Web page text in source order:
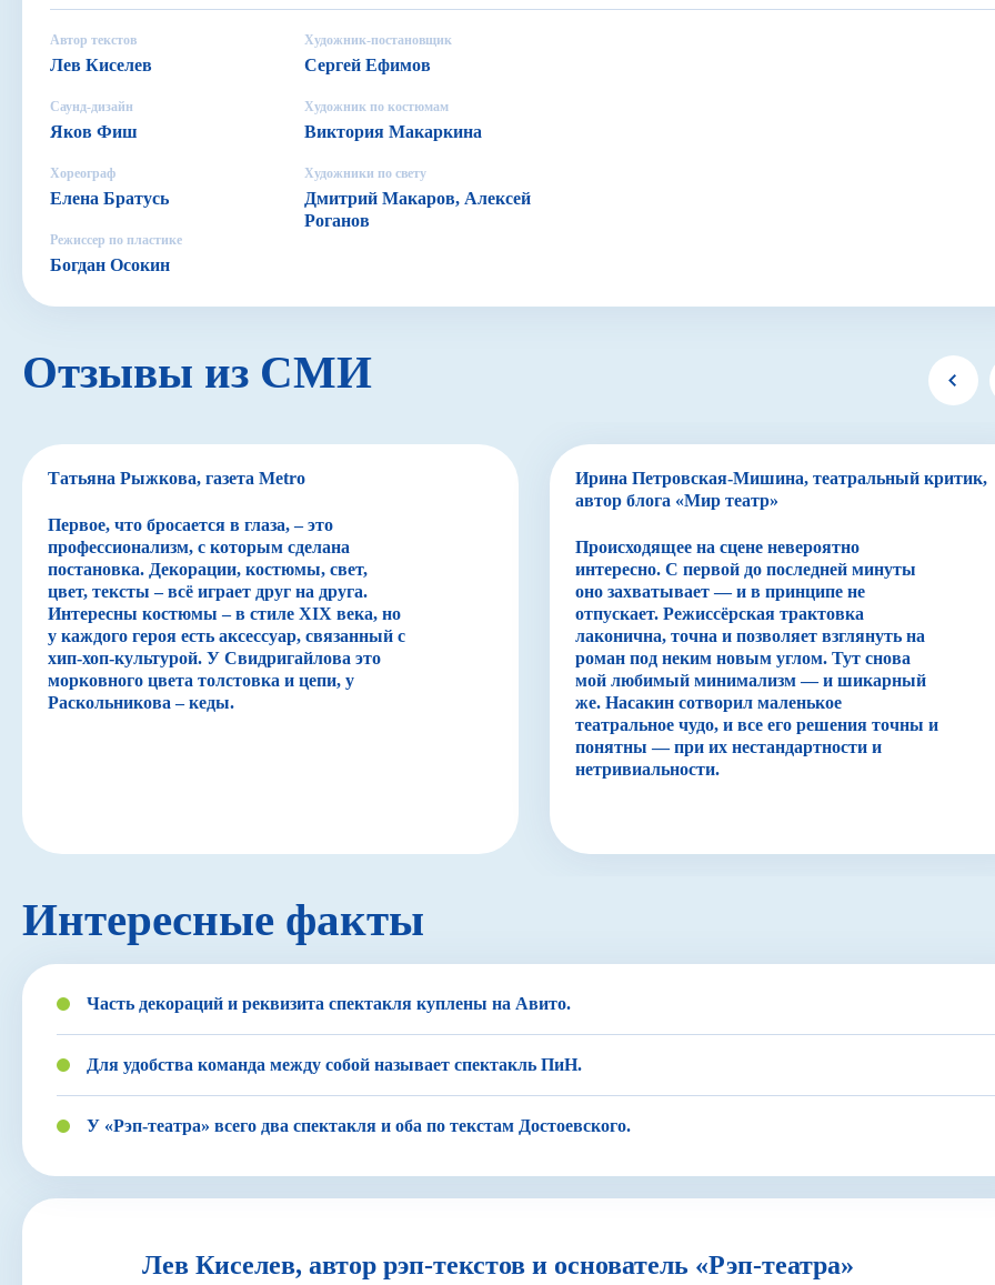
Автор текстов
Лев Киселев
Саунд-дизайн
Яков Фиш
Хореограф
Елена Братусь
Режиссер по пластике
Богдан Осокин
Художник-постановщик
Сергей Ефимов
Художник по костюмам
Виктория Макаркина
Художники по свету
Дмитрий Макаров, Алексей
Роганов
Отзывы из СМИ
Татьяна Рыжкова, газета Metro
Первое, что бросается в глаза, – это
профессионализм, с которым сделана
постановка. Декорации, костюмы, свет,
цвет, тексты – всё играет друг на друга.
Интересны костюмы – в стиле XIX века, но
у каждого героя есть аксессуар, связанный с
хип-хоп-культурой. У Свидригайлова это
морковного цвета толстовка и цепи, у
Раскольникова – кеды.
Ирина Петровская-Мишина, театральный критик,
автор блога «Мир театр»
Происходящее на сцене невероятно
интересно. С первой до последней минуты
оно захватывает — и в принципе не
отпускает. Режиссёрская трактовка
лаконична, точна и позволяет взглянуть на
роман под неким новым углом. Тут снова
мой любимый минимализм — и шикарный
же. Насакин сотворил маленькое
театральное чудо, и все его решения точны и
понятны — при их нестандартности и
нетривиальности.
Интересные факты
Часть декораций и реквизита спектакля куплены на Авито.
Для удобства команда между собой называет спектакль ПиН.
У «Рэп-театра» всего два спектакля и оба по текстам Достоевского.
Лев Киселев, автор рэп-текстов и основатель «Рэп-театра»